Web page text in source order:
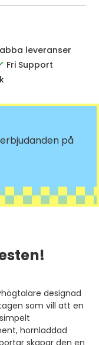
leveranser
Fri Support
på
designad
som vill att en
hornladdad